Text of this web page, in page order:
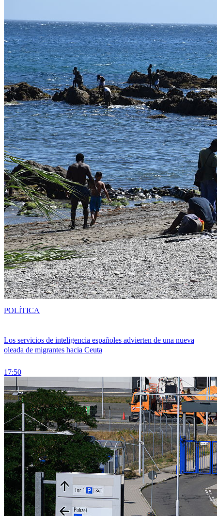
Los servicios de inteligencia españoles advierten de una nueva
oleada de migrantes hacia Ceuta
17:50
POLÍTICA